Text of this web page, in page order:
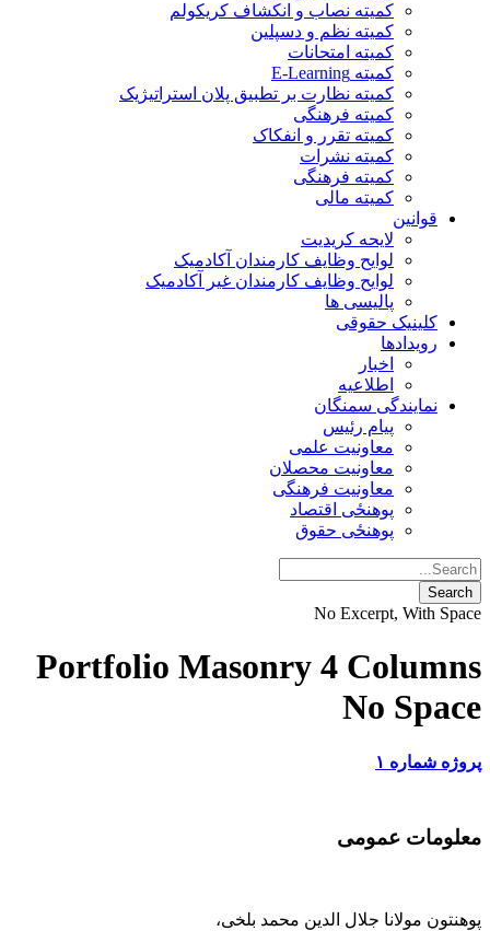
کمیته نصاب و انکشاف کریکولم
کمیته نظم و دسپلین
کمیته امتحانات
کمیته E-Learning
کمیته نظارت بر تطبیق پلان استراتیژیک
کمیته فرهنگی
کمیته تقرر و انفکاک
کمیته نشرات
کمیته فرهنگی
کمیته مالی
قوانین
لایحه کریدیت
لوایح وظایف کارمندان آکادمیک
لوایح وظایف کارمندان غیر آکادمیک
پالیسی ها
کلینیک حقوقی
رویدادها
اخبار
اطلاعیه
نمایندگی سمنگان
پیام رئیس
معاونیت علمی
معاونیت محصلان
معاونیت فرهنگی
پوهنځی اقتصاد
پوهنځی حقوق
No Excerpt, With Space
Portfolio Masonry 4 Columns
No Space
پروژه شماره ۱
معلومات عمومی
پوهنتون مولانا جلال الدین محمد بلخی،